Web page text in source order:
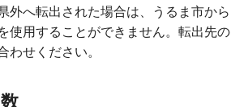
外へ転出された場合は、うるま市から
使用することができません。転出先の
わせください。